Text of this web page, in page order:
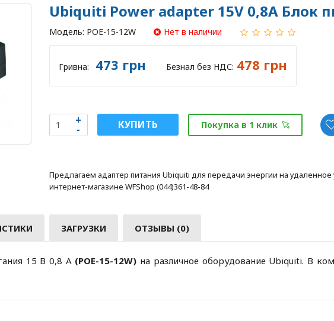
Ubiquiti Power adapter 15V 0,8A Блок
Модель: POE-15-12W Нет в наличии
Гривна: 473 грн Безнал без НДС: 478 грн
КУПИТЬ Покупка в 1 клик
Предлагаем адаптер питания Ubiquiti для передачи энергии на удаленное
интернет-магазине WFShop (044)361-48-84
ЗАГРУЗКИ ОТЗЫВЫ (0)
15 В 0,8 А (POE-15-12W) на различное оборудование Ubiquiti. В